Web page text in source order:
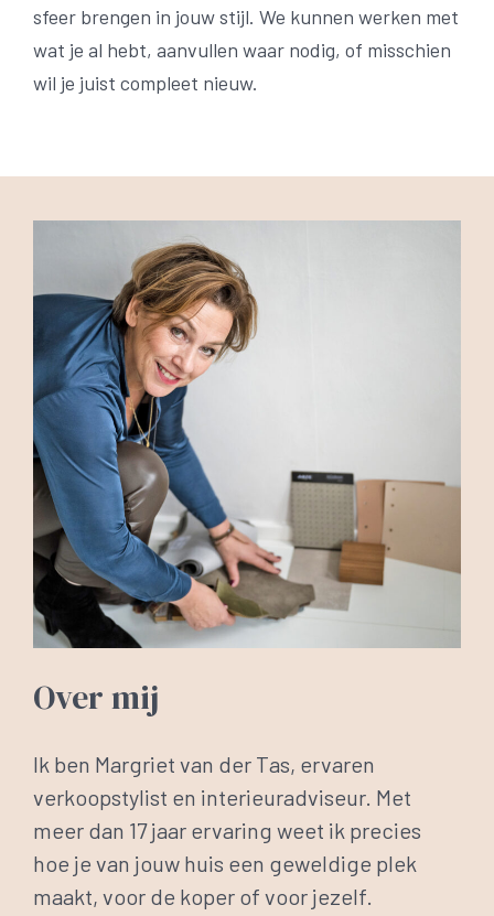
sfeer brengen in jouw stijl. We kunnen werken met
wat je al hebt, aanvullen waar nodig, of misschien
wil je juist compleet nieuw.
Over mij
Ik ben Margriet van der Tas, ervaren
verkoopstylist en interieuradviseur. Met
meer dan 17 jaar ervaring weet ik precies
hoe je van jouw huis een geweldige plek
maakt, voor de koper of voor jezelf.